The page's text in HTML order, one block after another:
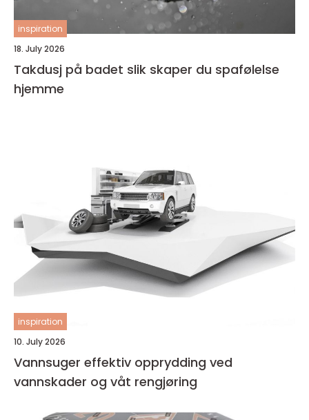
inspiration
18. July 2026
Takdusj på badet slik skaper du spafølelse
hjemme
inspiration
10. July 2026
Vannsuger effektiv opprydding ved
vannskader og våt rengjøring